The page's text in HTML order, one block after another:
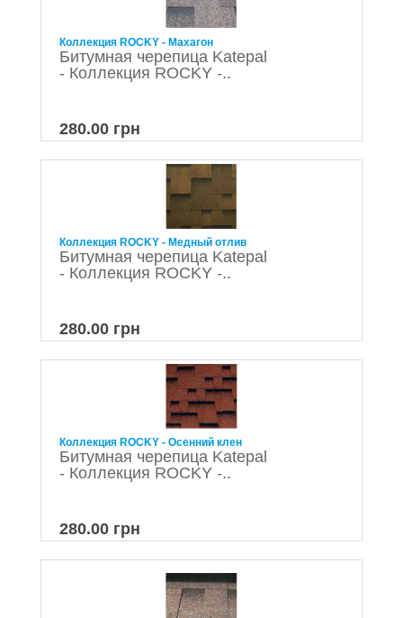
Коллекция ROCKY - Махагон
Битумная черепица Katepal
- Коллекция ROCKY -..
280.00 грн
Коллекция ROCKY - Медный отлив
Битумная черепица Katepal
- Коллекция ROCKY -..
280.00 грн
Коллекция ROCKY - Осенний клен
Битумная черепица Katepal
- Коллекция ROCKY -..
280.00 грн